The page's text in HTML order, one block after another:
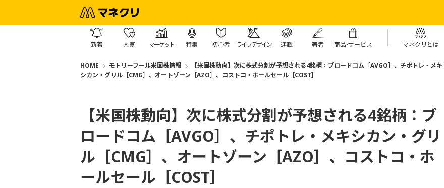
新着 人気 マーケット 特集 初心者 ライフデザイン 連載 著者 商品・サービス マネクリとは
HOME モトリーフール米国株情報
【米国株動向】次に株式分割が予想される4銘柄：ブロードコム［AVGO］、チポトレ・メキ
シカン・グリル［CMG］、オートゾーン［AZO］、コストコ・ホールセール［COST］
【米国株動向】次に株式分割が予想される4銘柄：ブ
ロードコム［AVGO］、チポトレ・メキシカン・グリ
ル［CMG］、オートゾーン［AZO］、コストコ・ホ
ールセール［COST］